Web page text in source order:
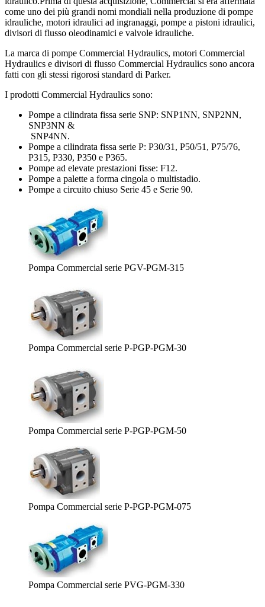
come uno dei più grandi nomi mondiali nella produzione di pompe
idrauliche, motori idraulici ad ingranaggi, pompe a pistoni idraulici,
divisori di flusso oleodinamici e valvole idrauliche.
La marca di pompe Commercial Hydraulics, motori Commercial
Hydraulics e divisori di flusso Commercial Hydraulics sono ancora
fatti con gli stessi rigorosi standard di Parker.
I prodotti Commercial Hydraulics sono:
Pompe a cilindrata fissa serie SNP: SNP1NN, SNP2NN,
SNP3NN &
SNP4NN.
Pompe a cilindrata fissa serie P: P30/31, P50/51, P75/76,
P315, P330, P350 e P365.
Pompe ad elevate prestazioni fisse: F12.
Pompe a palette a forma cingola o multistadio.
Pompe a circuito chiuso Serie 45 e Serie 90.
Pompa Commercial serie PGV-PGM-315
Pompa Commercial serie P-PGP-PGM-30
Pompa Commercial serie P-PGP-PGM-50
Pompa Commercial serie P-PGP-PGM-075
Pompa Commercial serie PVG-PGM-330